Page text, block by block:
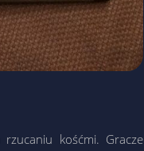
kośćmi. Gracze